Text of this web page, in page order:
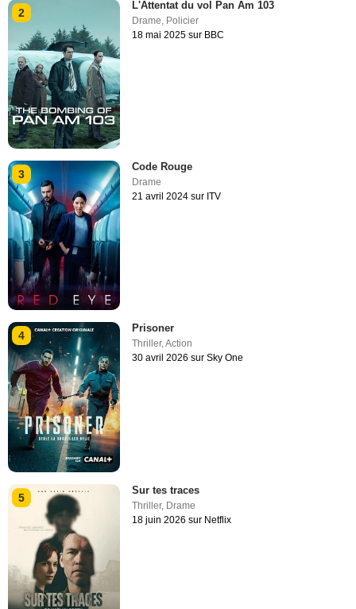
2
L'Attentat du vol Pan Am 103
Drame Policier
18 mai 2025 sur BBC
3
Code Rouge
Drame
21 avril 2024 sur ITV
4
Prisoner
Thriller,Action
30 avril 2026 sur Sky One
5
Sur tes traces
Thriller, Drame
18 juin 2026 sur Netflix